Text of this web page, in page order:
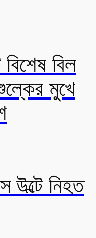
বিশেষ বিল
মুখে
উল্টে নিহত